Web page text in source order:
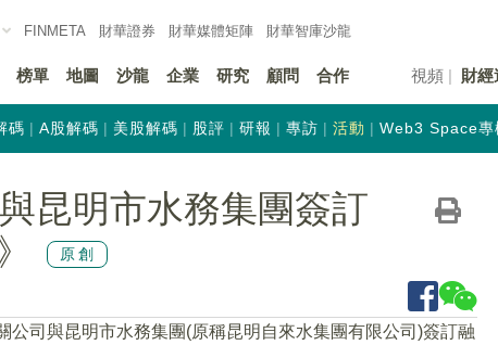
FINMETA 財華證券 財華媒體矩陣 財華智庫沙龍
榜單 地圖 沙龍 企業 研究 顧問 合作 視頻 財經
碼 A股解碼 美股解碼 股評 研報 專訪 活動 Web3 Space專
昆明市水務集團簽訂
原創
公司與昆明市水務集團(原稱昆明自來水集團有限公司)簽訂融